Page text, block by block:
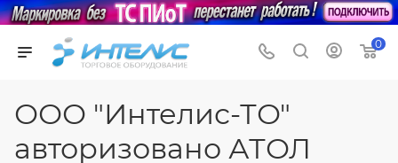
0
ООО "Интелис-ТО"
авторизовано АТОЛ